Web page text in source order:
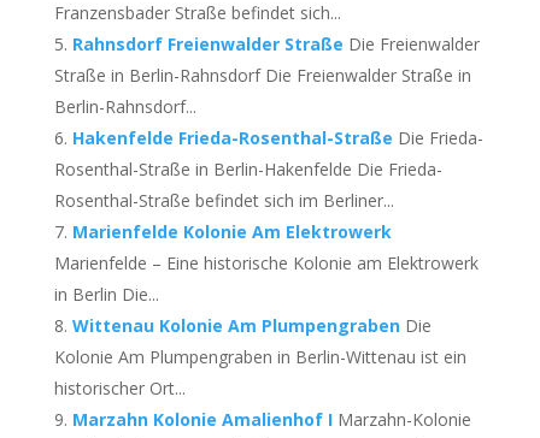
Franzensbader Straße befindet sich...
Rahnsdorf Freienwalder Straße Die Freienwalder
Straße in Berlin-Rahnsdorf Die Freienwalder Straße in
Berlin-Rahnsdorf...
Hakenfelde Frieda-Rosenthal-Straße Die Frieda-
Rosenthal-Straße in Berlin-Hakenfelde Die Frieda-
Rosenthal-Straße befindet sich im Berliner...
Marienfelde Kolonie Am Elektrowerk
Marienfelde – Eine historische Kolonie am Elektrowerk
in Berlin Die...
Wittenau Kolonie Am Plumpengraben Die
Kolonie Am Plumpengraben in Berlin-Wittenau ist ein
historischer Ort...
Marzahn Kolonie Amalienhof I Marzahn-Kolonie